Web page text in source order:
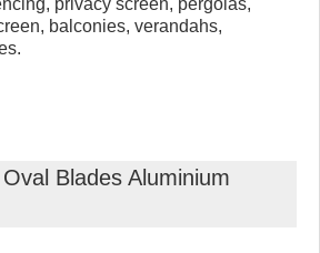
privacy screen, pergolas,
balconies, verandahs,
Blades Aluminium